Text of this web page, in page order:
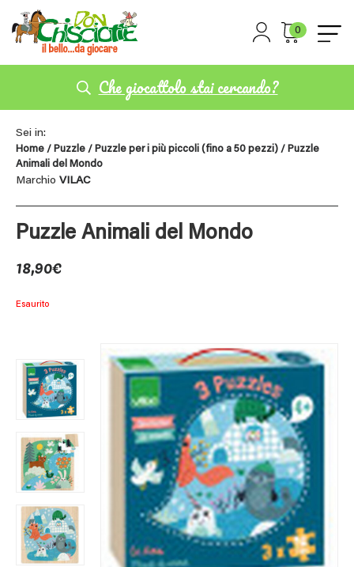
0
Che giocattolo stai cercando?
Sei in:
Home / Puzzle / Puzzle per i più piccoli (fino a 50 pezzi) / Puzzle
Animali del Mondo
Marchio VILAC
Puzzle Animali del Mondo
18,90€
Esaurito